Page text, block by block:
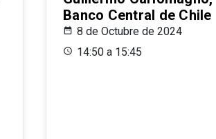
Banco Central de Chile
8 de Octubre de 2024
14:50 a 15:45